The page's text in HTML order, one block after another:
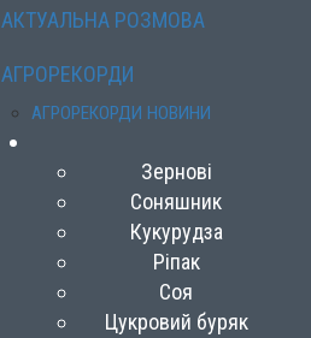
АКТУАЛЬНА РОЗМОВА
АГРОРЕКОРДИ
АГРОРЕКОРДИ НОВИНИ
Зернові
Соняшник
Кукурудза
Ріпак
Соя
Цукровий буряк